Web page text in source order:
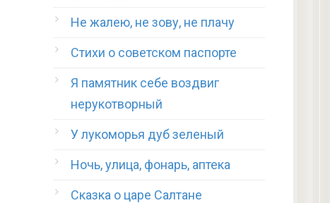
Не жалею, не зову, не плачу
Стихи о советском паспорте
Я памятник себе воздвиг
нерукотворный
У лукоморья дуб зеленый
Ночь, улица, фонарь, аптека
Сказка о царе Салтане